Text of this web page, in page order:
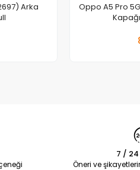
Arka
Oppo A5 Pro
7 / 24
Öneri ve